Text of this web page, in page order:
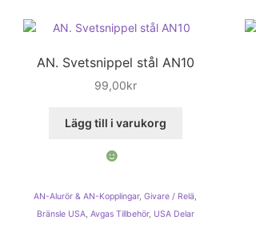
AN. Svetsnippel stål AN10
99,00kr
Lägg till i varukorg
AN-Alurör & AN-Kopplingar,Givare / Relä,
Bränsle USA, Avgas Tillbehör, USA Delar